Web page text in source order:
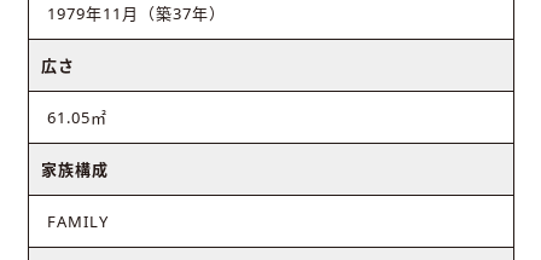
1979年11月（築37年）
広さ
61.05㎡
家族構成
FAMILY